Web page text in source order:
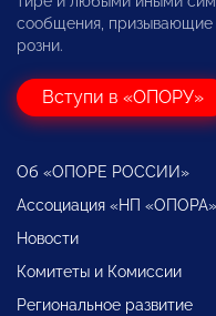
сообщения, призывающие
розни.
Вступи в «ОПОРУ»
Об «ОПОРЕ РОССИИ»
Ассоциация «НП «ОПОРА»
Новости
Комитеты и Комиссии
Региональное развитие